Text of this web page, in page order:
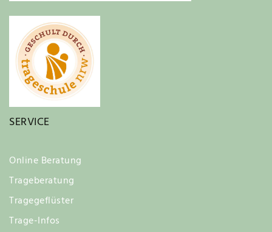
SERVICE
Online Beratung
Trageberatung
Tragegeflüster
Trage-Infos